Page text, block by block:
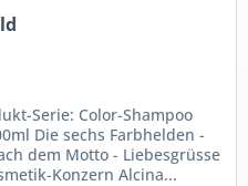
Serie: Color-Shampoo
Die sechs Farbhelden -
dem Motto - Liebesgrüsse
Konzern Alcina...